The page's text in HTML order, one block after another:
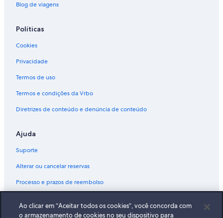
Blog de viagens
Políticas
Cookies
Privacidade
Termos de uso
Termos e condições da Vrbo
Diretrizes de conteúdo e denúncia de conteúdo
Ajuda
Suporte
Alterar ou cancelar reservas
Processo e prazos de reembolso
Documentos para viagens internacionais
Ao clicar em “Aceitar todos os cookies”, você concorda com
o armazenamento de cookies no seu dispositivo para